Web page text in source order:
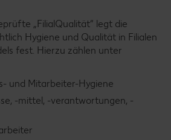
„FilialQualität“ legt die
Hygiene und Qualität in Filialen
fest. Hierzu zählen unter
und Mitarbeiter-Hygiene
-mittel, -verantwortungen, -